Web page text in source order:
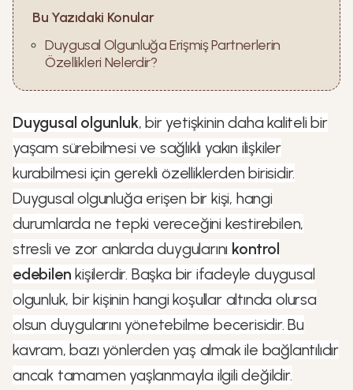
Bu Yazıdaki Konular
Duygusal Olgunluğa Erişmiş Partnerlerin
Özellikleri Nelerdir?
Duygusal olgunluk, bir yetişkinin daha kaliteli bir
yaşam sürebilmesi ve sağlıklı yakın ilişkiler
kurabilmesi için gerekli özelliklerden birisidir.
Duygusal olgunluğa erişen bir kişi, hangi
durumlarda ne tepki vereceğini kestirebilen,
stresli ve zor anlarda duygularını kontrol
edebilen kişilerdir. Başka bir ifadeyle duygusal
olgunluk, bir kişinin hangi koşullar altında olursa
olsun duygularını yönetebilme becerisidir. Bu
kavram, bazı yönlerden yaş almak ile bağlantılıdır
ancak tamamen yaşlanmayla ilgili değildir.